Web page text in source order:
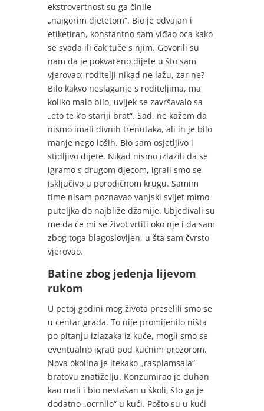
ekstrovertnost su ga činile
„najgorim djetetom“. Bio je odvajan i
etiketiran, konstantno sam viđao oca kako
se svađa ili čak tuče s njim. Govorili su
nam da je pokvareno dijete u što sam
vjerovao: roditelji nikad ne lažu, zar ne?
Bilo kakvo neslaganje s roditeljima, ma
koliko malo bilo, uvijek se završavalo sa
„eto te k’o stariji brat“. Sad, ne kažem da
nismo imali divnih trenutaka, ali ih je bilo
manje nego loših. Bio sam osjetljivo i
stidljivo dijete. Nikad nismo izlazili da se
igramo s drugom djecom, igrali smo se
isključivo u porodičnom krugu. Samim
time nisam poznavao vanjski svijet mimo
puteljka do najbliže džamije. Ubjeđivali su
me da će mi se život vrtiti oko nje i da sam
zbog toga blagoslovljen, u šta sam čvrsto
vjerovao.
Batine zbog jedenja lijevom
rukom
U petoj godini mog života preselili smo se
u centar grada. To nije promijenilo ništa
po pitanju izlazaka iz kuće, mogli smo se
eventualno igrati pod kućnim prozorom.
Nova okolina je itekako „rasplamsala“
bratovu znatiželju. Konzumirao je duhan
kao mali i bio nestašan u školi, što ga je
dodatno „ocrnilo“ u kući. Pošto su u kući